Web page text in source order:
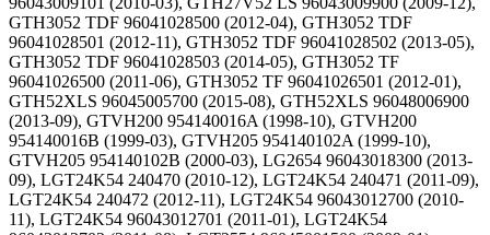
GTH3052 TDF 96041028500 (2012-04), GTH3052 TDF
96041028501 (2012-11), GTH3052 TDF 96041028502 (2013-05),
GTH3052 TDF 96041028503 (2014-05), GTH3052 TF
96041026500 (2011-06), GTH3052 TF 96041026501 (2012-01),
GTH52XLS 96045005700 (2015-08), GTH52XLS 96048006900
(2013-09), GTVH200 954140016A (1998-10), GTVH200
954140016B (1999-03), GTVH205 954140102A (1999-10),
GTVH205 954140102B (2000-03), LG2654 96043018300 (2013-
09), LGT24K54 240470 (2010-12), LGT24K54 240471 (2011-09),
LGT24K54 240472 (2012-11), LGT24K54 96043012700 (2010-
11), LGT24K54 96043012701 (2011-01), LGT24K54